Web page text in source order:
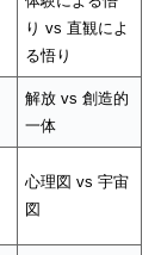
り vs 直観によ
る悟り
解放 vs 創造的
一体
心理図 vs 宇宙
図